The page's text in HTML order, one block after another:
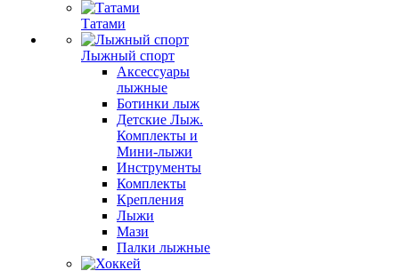
Татами
Лыжный спорт
Аксессуары
лыжные
Ботинки лыж
Детские Лыж.
Комплекты и
Мини-лыжи
Инструменты
Комплекты
Крепления
Лыжи
Мази
Палки лыжные